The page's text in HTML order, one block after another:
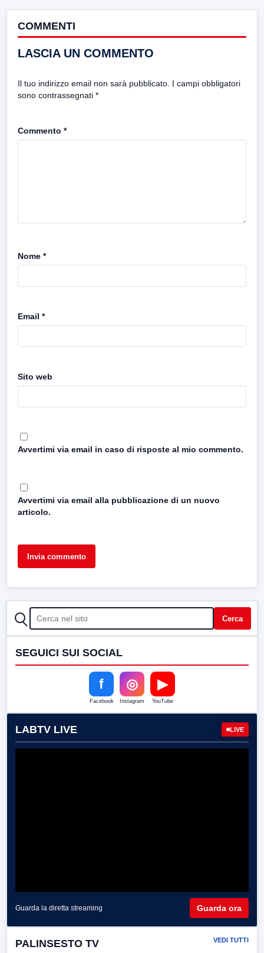
COMMENTI
LASCIA UN COMMENTO
Il tuo indirizzo email non sarà pubblicato. I campi obbligatori
sono contrassegnati *
Commento *
Nome *
Email *
Sito web
Avvertimi via email in caso di risposte al mio commento.
Avvertimi via email alla pubblicazione di un nuovo
articolo.
CERCA Cerca
SEGUICI SUI SOCIAL
f
Facebook
◎
Instagram
▶
YouTube
LABTV LIVE LIVE
Guarda la diretta streaming Guarda ora
PALINSESTO TV VEDI TUTTI